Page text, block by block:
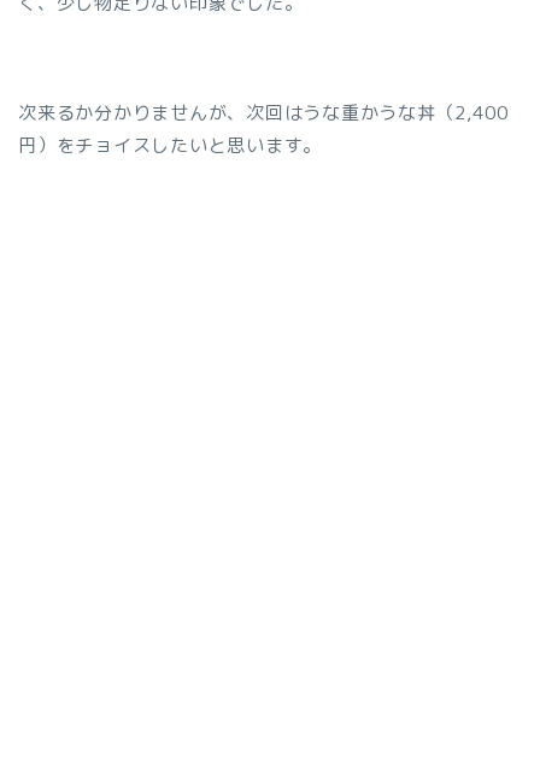
次来るか分かりませんが、次回はうな重かうな丼（2,400
円）をチョイスしたいと思います。